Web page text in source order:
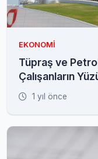
EKONOMI
Tüpraş ve
Çalışanların
1 yıl önce